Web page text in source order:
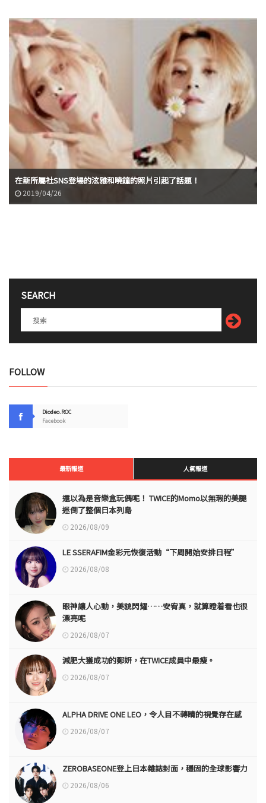
在新所屬社SNS登場的泫雅和曉鐘的照片引起了話題！
2019/04/26
SEARCH
FOLLOW
Diodeo.ROC
Facebook
最新報道 人氣報道
還以為是音樂盒玩偶呢！ TWICE的Momo以無瑕的美腿
迷倒了整個日本列島
2026/08/09
LE SSERAFIM金彩元恢復活動“下周開始安排日程”
2026/08/08
眼神讓人心動，美貌閃耀……安宥真，就算瞪着看也很
漂亮呢
2026/08/07
減肥大獲成功的鄭妍，在TWICE成員中最瘦。
2026/08/07
ALPHA DRIVE ONE LEO，令人目不轉睛的視覺存在感
2026/08/07
ZEROBASEONE登上日本雜誌封面，穩固的全球影響力
2026/08/06